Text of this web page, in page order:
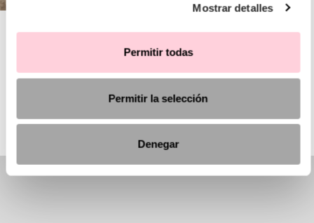
Mostrar detalles
Permitir todas
Permitir la selección
Denegar